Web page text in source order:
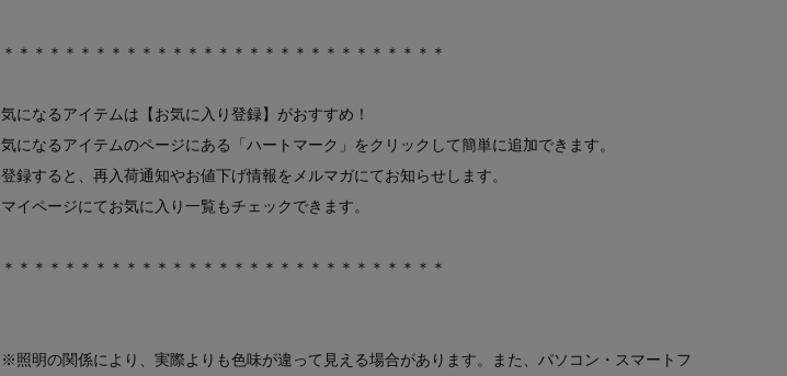
＊＊＊＊＊＊＊＊＊＊＊＊＊＊＊＊＊＊＊＊＊＊＊＊＊＊＊＊＊
気になるアイテムは【お気に入り登録】がおすすめ！
気になるアイテムのページにある「ハートマーク」をクリックして簡単に追加できます。
登録すると、再入荷通知やお値下げ情報をメルマガにてお知らせします。
マイページにてお気に入り一覧もチェックできます。
＊＊＊＊＊＊＊＊＊＊＊＊＊＊＊＊＊＊＊＊＊＊＊＊＊＊＊＊＊
※照明の関係により、実際よりも色味が違って見える場合があります。また、パソコン・スマートフ